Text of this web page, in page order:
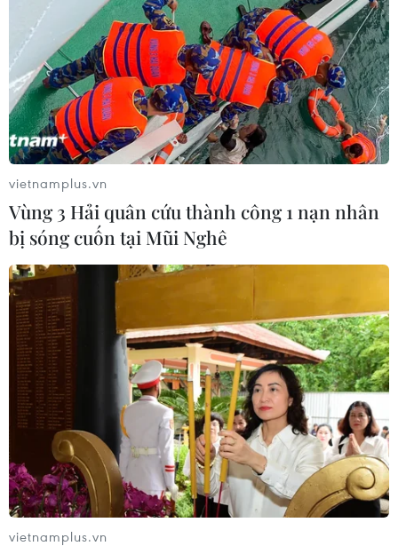
vietnamplus.vn
Vùng 3 Hải quân cứu thành công 1 nạn nhân
bị sóng cuốn tại Mũi Nghê
vietnamplus.vn